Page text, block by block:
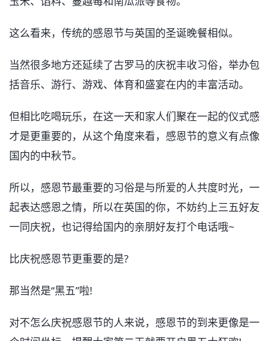
这么看来，传统的感恩节与英国的圣诞晚餐相似。
当然很多地方还延续了古罗马的庆祝丰收习俗，举办包
括音乐、游行、游戏、体育和盛宴在内的丰富活动。
但相比吃喝玩乐，在这一天和家人们聚在一起的仪式感
才是更重要的，从这个角度来看，感恩节的意义有点像
国内的中秋节。
所以，感恩节最重要的习俗是与所爱的人共度时光，一
起表达感恩之情，所以在英国的你，不妨约上三五好友
一同庆祝，也记得给国内的亲朋好友打个电话哦~
比庆祝感恩节更重要的是?
那当然是“黑五”啦!
对不怎么庆祝感恩节的人来说，感恩节的到来更像是一